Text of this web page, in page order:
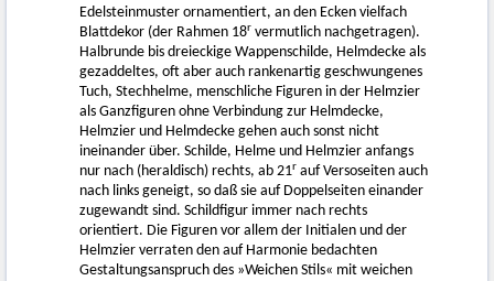
Edelsteinmuster ornamentiert, an den Ecken vielfach
Blattdekor (der Rahmen 18r vermutlich nachgetragen).
Halbrunde bis dreieckige Wappenschilde, Helmdecke als
gezaddeltes, oft aber auch rankenartig geschwungenes
Tuch, Stechhelme, menschliche Figuren in der Helmzier
als Ganzfiguren ohne Verbindung zur Helmdecke,
Helmzier und Helmdecke gehen auch sonst nicht
ineinander über. Schilde, Helme und Helmzier anfangs
nur nach (heraldisch) rechts, ab 21r auf Versoseiten auch
nach links geneigt, so daß sie auf Doppelseiten einander
zugewandt sind. Schildfigur immer nach rechts
orientiert. Die Figuren vor allem der Initialen und der
Helmzier verraten den auf Harmonie bedachten
Gestaltungsanspruch des »Weichen Stils« mit weichen